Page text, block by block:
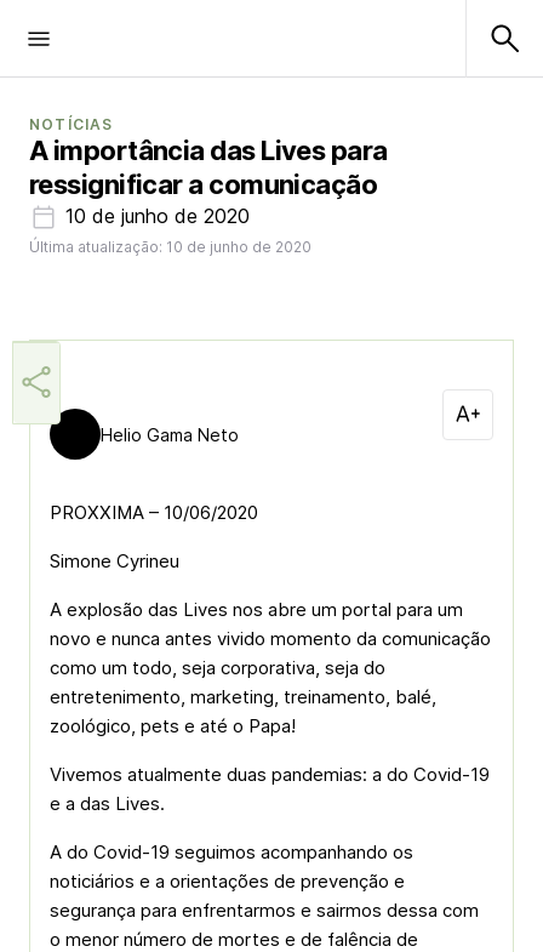
NOTÍCIAS
A importância das Lives para
ressignificar a comunicação
10 de junho de 2020
Última atualização: 10 de junho de 2020
Helio Gama Neto
PROXXIMA – 10/06/2020
Simone Cyrineu
A explosão das Lives nos abre um portal para um
novo e nunca antes vivido momento da comunicação
como um todo, seja corporativa, seja do
entretenimento, marketing, treinamento, balé,
zoológico, pets e até o Papa!
Vivemos atualmente duas pandemias: a do Covid-19
e a das Lives.
A do Covid-19 seguimos acompanhando os
noticiários e a orientações de prevenção e
segurança para enfrentarmos e sairmos dessa com
o menor número de mortes e de falência de